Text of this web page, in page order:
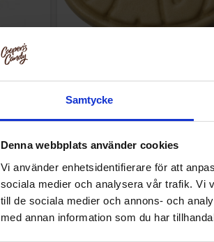
Samtycke
Denna webbplats använder cookies
Vi använder enhetsidentifierare för att
sociala medier och analysera vår trafik. Vi
till de sociala medier och annons- och
med annan information som du har